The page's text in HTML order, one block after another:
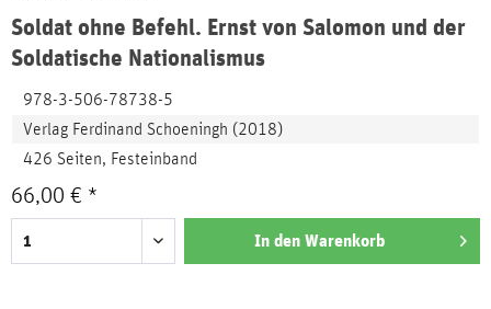
Soldat ohne Befehl. Ernst von Salomon und der
Soldatische Nationalismus
978-3-506-78738-5
Verlag Ferdinand Schoeningh (2018)
426 Seiten, Festeinband
66,00 € *
In den Warenkorb